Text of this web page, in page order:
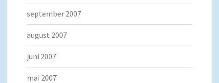
september 2007
august 2007
juni 2007
mai 2007